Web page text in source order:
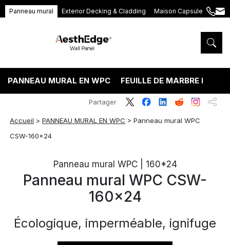
Panneau mural Exterior Decking & Cladding Maison Capsule
+86
5575
PANNEAU MURAL EN WPC FEUILLE DE MARBRE PVC
Accueil >PANNEAU MURAL EN WPC >Panneau mural WPC
CSW-160×24
Partager
Panneau mural WPC | 160*24
Panneau mural WPC CSW-
160×24
Écologique, imperméable, ignifuge